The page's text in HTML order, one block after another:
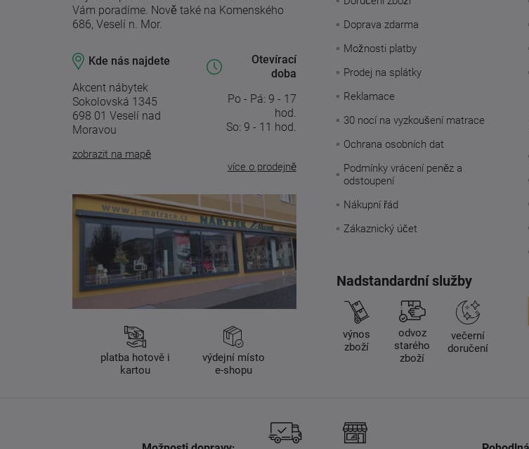
Vám poradíme. Nově také na Komenského
686, Veselí n. Mor.
Kde nás najdete
Akcent nábytek
Sokolovská 1345
698 01 Veselí nad
Moravou
zobrazit na mapě
Otevírací
doba
Po - Pá: 9 - 17
hod.
So: 9 - 11 hod.
více o prodejně
platba hotově i
kartou
výdejní místo
e-shopu
Doprava zdarma
Možnosti platby
Prodej na splátky
Reklamace
30 nocí na vyzkoušení matrace
Ochrana osobních dat
Podmínky vrácení peněz a
odstoupení
Nákupní řád
Zákaznický účet
Nadstandardní služby
výnos
zboží
odvoz
starého
zboží
večerní
doručení